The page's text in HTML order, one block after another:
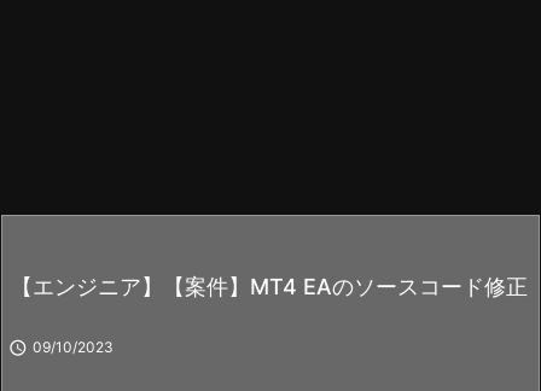
【エンジニア】【案件】MT4 EAのソースコード修正
 09/10/2023